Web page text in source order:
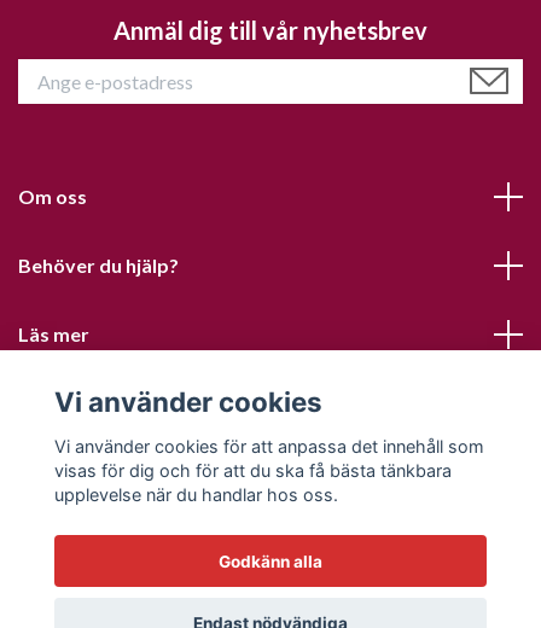
Anmäl dig till vår nyhetsbrev
Om oss
Behöver du hjälp?
Läs mer
Sociala medier
© 2026 Sofias PysselParadis
Vi använder cookies
Vi använder cookies för att anpassa det innehåll som
visas för dig och för att du ska få bästa tänkbara
upplevelse när du handlar hos oss.
Godkänn alla
Endast nödvändiga